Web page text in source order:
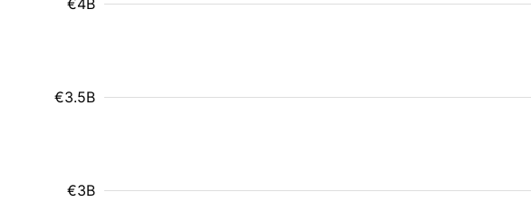
€3B
€3.5B
€4B